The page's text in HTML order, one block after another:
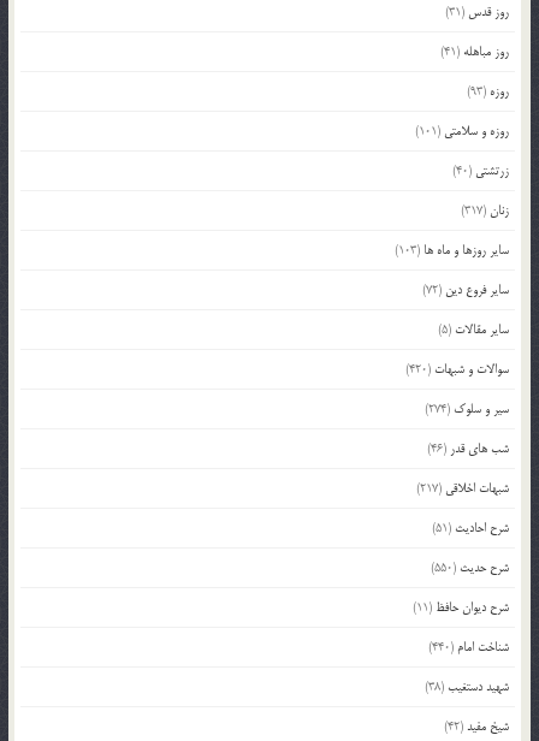
روز قدس (31)
روز مباهله (41)
روزه (93)
روزه و سلامتی (101)
زرتشتی (40)
زنان(317)
سایر روزها و ماه ها (103)
سایر فروع دین (72)
سایر مقالات (5)
سوالات و شبهات (420)
سیر و سلوک (274)
شب های قدر (46)
شبهات اخلاقی (217)
شرح احادیث (51)
شرح حدیث (550)
شرح دیوان حافظ (11)
شناخت امام (440)
شهید دستغیب(38)
شیخ مفید(42)